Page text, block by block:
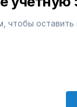
чтобы оставить